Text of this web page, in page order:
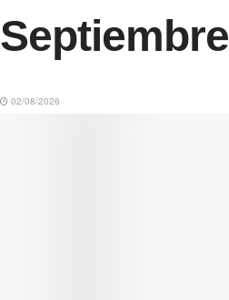
Septiembre
02/08/2026